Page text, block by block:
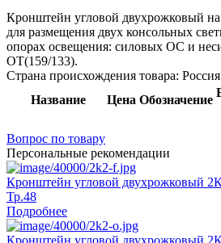
Кронштейн угловой двухрожковый на
для размещения двух консольных
опорах освещения: силовых ОС и
ОТ(159/133).
Страна происхождения товара: Россия
Название
Цена Обозначение
Вопрос по товару
Персональные рекомендации
Кронштейн угловой двухрожковый
Тр.48
Подробнее
Кронштейн угловой двухрожковый